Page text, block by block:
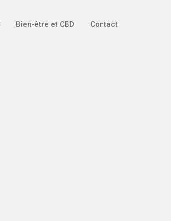
Bien-être et CBD Contact